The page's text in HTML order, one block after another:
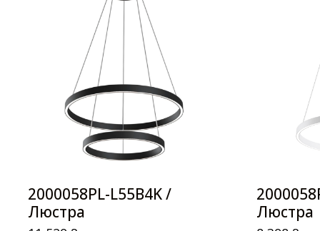
2000058PL-L55B4K /
Люстра
Люстра